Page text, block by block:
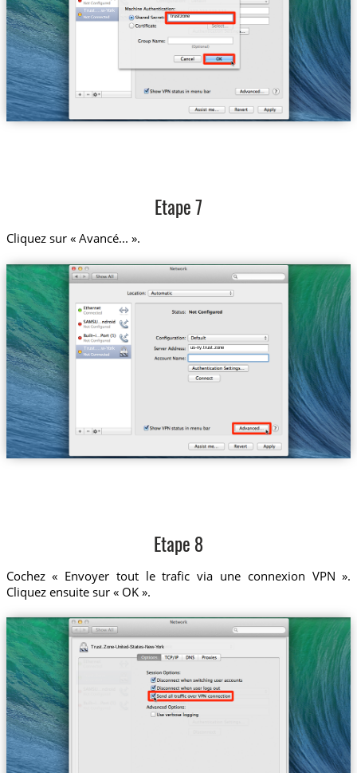
Trust....w-York
trustzone
Etape 7
Cliquez sur « Avancé... ».
Trust....w-York us-ny.trust.zone
Etape 8
Cochez « Envoyer tout le trafic via une connexion VPN ».
Cliquez ensuite sur « OK ».
Trust.Zone-United-States-New-York